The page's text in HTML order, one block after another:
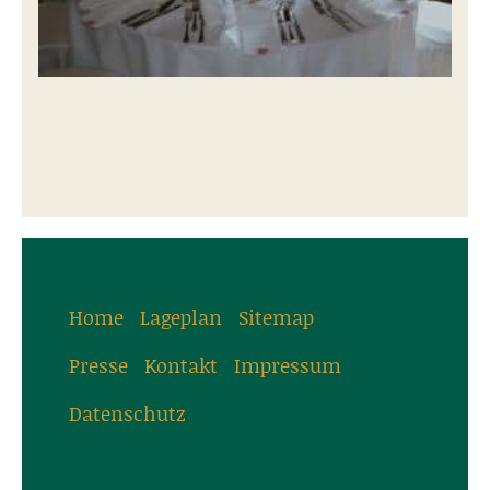
Home Lageplan
Sitemap
Presse Kontakt
Impressum
Datenschutz